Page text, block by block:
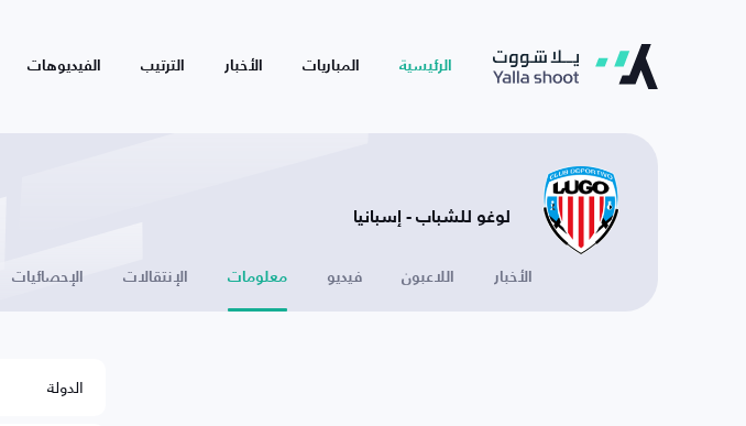
الرئيسية المباريات الأخبار الترتيب الفيديوهات
لوغو للشباب - إسبانيا
الأخبار اللاعبون فيديو معلومات الإنتقالات الإحصائيات
الدولة